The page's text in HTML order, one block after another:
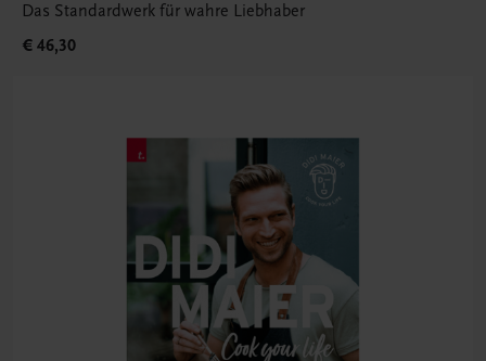
Das Standardwerk für wahre Liebhaber
€ 46,30